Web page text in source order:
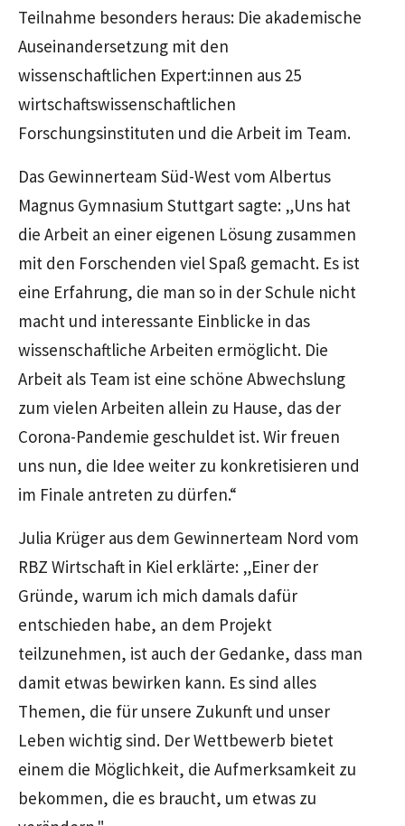
Teilnahme besonders heraus: Die akademische
Auseinandersetzung mit den
wissenschaftlichen Expert:innen aus 25
wirtschaftswissenschaftlichen
Forschungsinstituten und die Arbeit im Team.
Das Gewinnerteam Süd-West vom Albertus
Magnus Gymnasium Stuttgart sagte: „Uns hat
die Arbeit an einer eigenen Lösung zusammen
mit den Forschenden viel Spaß gemacht. Es ist
eine Erfahrung, die man so in der Schule nicht
macht und interessante Einblicke in das
wissenschaftliche Arbeiten ermöglicht. Die
Arbeit als Team ist eine schöne Abwechslung
zum vielen Arbeiten allein zu Hause, das der
Corona-Pandemie geschuldet ist. Wir freuen
uns nun, die Idee weiter zu konkretisieren und
im Finale antreten zu dürfen.“
Julia Krüger aus dem Gewinnerteam Nord vom
RBZ Wirtschaft in Kiel erklärte: „Einer der
Gründe, warum ich mich damals dafür
entschieden habe, an dem Projekt
teilzunehmen, ist auch der Gedanke, dass man
damit etwas bewirken kann. Es sind alles
Themen, die für unsere Zukunft und unser
Leben wichtig sind. Der Wettbewerb bietet
einem die Möglichkeit, die Aufmerksamkeit zu
bekommen, die es braucht, um etwas zu